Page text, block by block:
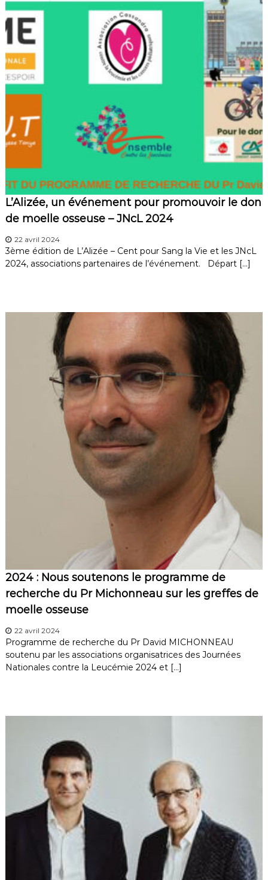
L’Alizée, un événement pour promouvoir le don
de moelle osseuse – JNcL 2024
22 avril 2024
3ème édition de L’Alizée – Cent pour Sang la Vie et les JNcL
2024, associations partenaires de l’événement. Départ […]
2024 : Nous soutenons le programme de
recherche du Pr Michonneau sur les greffes de
moelle osseuse
22 avril 2024
Programme de recherche du Pr David MICHONNEAU
soutenu par les associations organisatrices des Journées
Nationales contre la Leucémie 2024 et […]